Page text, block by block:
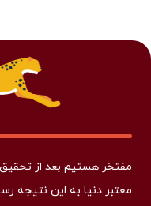
مفتخر هستیم بعد از
معتبر دنیا به این نتیجه